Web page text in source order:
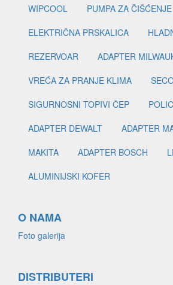
WIPCOOL
PUMPA ZA
ELEKTRIČNA PRSKALICA
REZERVOAR
ADAPTER
VREĆA ZA PRANJE KLIMA
SIGURNOSNI TOPIVI ČEP
ADAPTER DEWALT
ADAPTER
MAKITA
ADAPTER BOSCH
ALUMINIJSKI KOFER
O NAMA
Foto galerija
DISTRIBUTERI